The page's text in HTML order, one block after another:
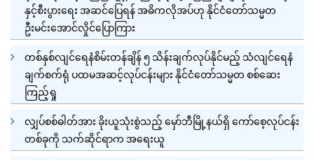
နှင့်စီးပွားရေး အဆင်ပြေရန် အဓိကလိုအပ်ဟု နိုင်ငံတော်သမ္မတ
ဦးမင်းအောင်လှိုင်ပြောကြား
တစ်နှစ်လျင်ရေနံစိမ်းတန်ချိန် ၅ သိန်းချက်လုပ်နိုင်မည့် သံလျင်ရေနံ
ချက်စက်ရုံ ပထမအဆင့်လုပ်ငန်းများ နိုင်ငံတော်သမ္မတ စစ်ဆေး
ကြည့်ရှု
လျှပ်စစ်ဓါတ်အား ခိုးယူသုံးစွဲသည့် မှော်ဘီမြို့နယ်ရှိ ကော်စေ့လုပ်ငန်း
တစ်ခုကို သက်ဆိုင်ရာက အရေးယူ